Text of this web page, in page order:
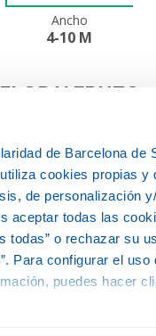
de Barcelona de
cookies propias y
de personalización
aceptar todas las
todas” o rechazar su
Para configurar el uso
puedes hacer
Ancho
4-10 M
FLOR Y FRUTO
cómo